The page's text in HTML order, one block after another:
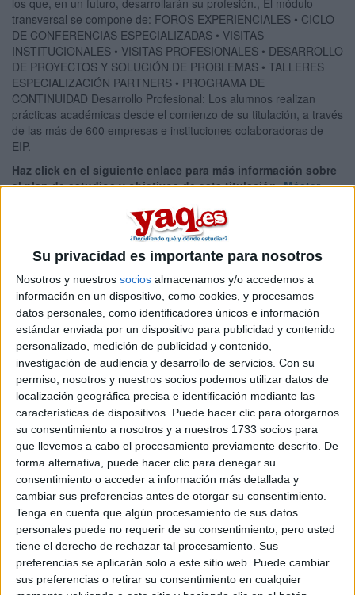
Su privacidad es importante para nosotros
Nosotros y nuestros socios almacenamos y/o accedemos a
información en un dispositivo, como cookies, y procesamos
datos personales, como identificadores únicos e información
estándar enviada por un dispositivo para publicidad y contenido
personalizado, medición de publicidad y contenido,
investigación de audiencia y desarrollo de servicios. Con su
permiso, nosotros y nuestros socios podemos utilizar datos de
localización geográfica precisa e identificación mediante las
características de dispositivos. Puede hacer clic para otorgarnos
su consentimiento a nosotros y a nuestros 1733 socios para
que llevemos a cabo el procesamiento previamente descrito. De
forma alternativa, puede hacer clic para denegar su
consentimiento o acceder a información más detallada y
cambiar sus preferencias antes de otorgar su consentimiento.
Tenga en cuenta que algún procesamiento de sus datos
personales puede no requerir de su consentimiento, pero usted
tiene el derecho de rechazar tal procesamiento. Sus
preferencias se aplicarán solo a este sitio web. Puede cambiar
sus preferencias o retirar su consentimiento en cualquier
los que, en un futuro, desarrollarán su profesión., El módulo
transversal se compone de: FOROS EXPERIENCIALES • CICLO
DE CONFERENCIAS ESPECIALIZADAS • VISITAS
INSTITUCIONALES • VISITAS PROFESIONALES • DESARROLLO
DE PROYECTOS Y SOLUCIÓN DE PROBLEMAS • TALLERES
ESPECIALIZACIÓN PARTNERS • PROGRAMA DE
CONTINUIDAD Desarrollo Profesional: Los alumnos realizan
prácticas académicas desde el comienzo de su titulación, a través
de las más de 600 empresas e instituciones colaboradoras de
EIP.
Haz click en el siguiente enlace para más información sobre
el plan de estudios y objetivos de esta titulación:Máster
Comunicación Corporativa
Máster (Titulación propia)
Modalidad:
Presencial
Precio:
4.200 €
Duración:
1 años
Créditos ECTS:
60
Idiomas en los que
se imparte:
Castellano
Centro:
Escuela Internacional de
Protocolo y Eventos
Tipo de centro:
Centro Superior Privado
Lugar donde se
imparte:
Sede Valencia
Dirección:
Carrer de Jesús 104
46007 Valencia
Valencia